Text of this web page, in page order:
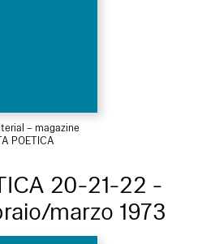
– magazine
POETICA
20-21-22 -
marzo 1973